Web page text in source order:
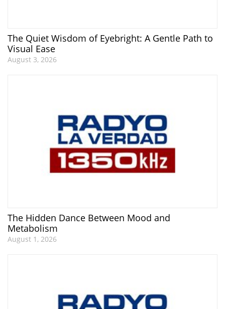
The Quiet Wisdom of Eyebright: A Gentle Path to
Visual Ease
August 3, 2026
The Hidden Dance Between Mood and
Metabolism
August 1, 2026